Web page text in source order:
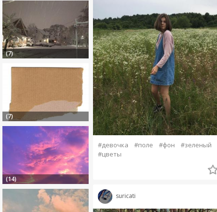
(7)
(7)
(14)
#девочка #поле #фон
#зеленый
#цветы
suricati